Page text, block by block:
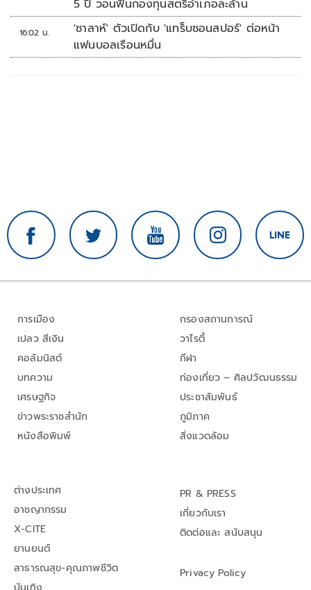
5 ปี วอนฟื้นกองทุนสตรีอำเภอละล้าน
16:02 น.
'ซาลาห์' ตัวเปิดกับ 'แทร็บซอนสปอร์' ต่อหน้า
แฟนบอลเรือนหมื่น
การเมือง
เปลว สีเงิน
คอลัมนิสต์
บทความ
เศรษฐกิจ
ข่าวพระราชสำนัก
หนังสือพิมพ์
กรองสถานการณ์
วาไรตี้
กีฬา
ท่องเที่ยว – ศิลปวัฒนธรรม
ประชาสัมพันธ์
ภูมิภาค
สิ่งแวดล้อม
ต่างประเทศ
อาชญากรรม
X-CITE
ยานยนต์
สาธารณสุข-คุณภาพชีวิต
PR & PRESS
เกี่ยวกับเรา
ติดต่อและ สนับสนุน
Privacy Policy